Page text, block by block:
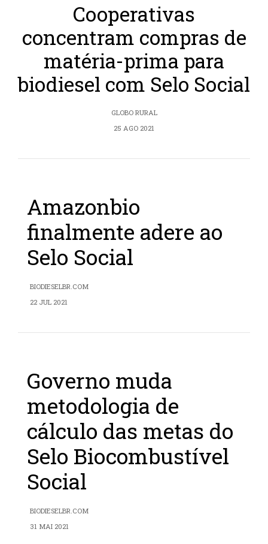
Cooperativas
concentram compras de
matéria-prima para
biodiesel com Selo Social
GLOBO RURAL
25 AGO 2021
Amazonbio
finalmente adere ao
Selo Social
BIODIESELBR.COM
22 JUL 2021
Governo muda
metodologia de
cálculo das metas do
Selo Biocombustível
Social
BIODIESELBR.COM
31 MAI 2021